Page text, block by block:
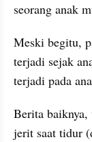
seorang anak
Meski begitu,
terjadi sejak
terjadi pada
Berita
jerit saat tidur